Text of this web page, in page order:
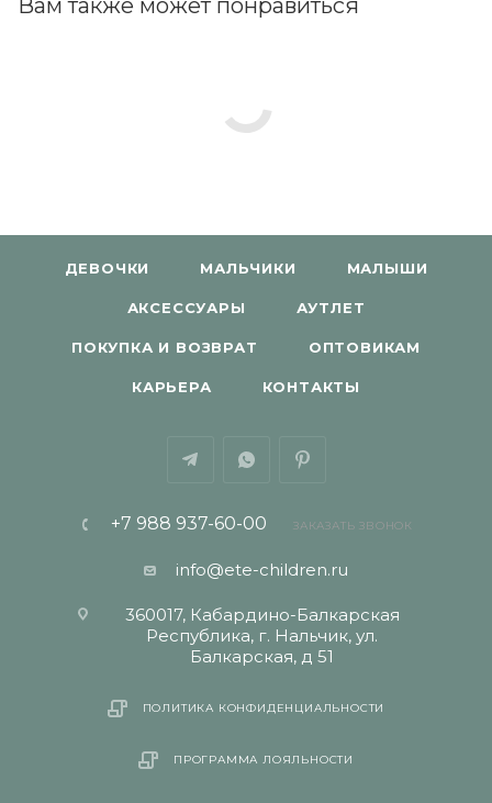
ДЕВОЧКИ МАЛЬЧИКИ МАЛЫШИ
АКСЕССУАРЫ АУТЛЕТ
ПОКУПКА И ВОЗВРАТ ОПТОВИКАМ
КАРЬЕРА КОНТАКТЫ
+7 988 937-60-00 ЗАКАЗАТЬ ЗВОНОК
info@ete-children.ru
360017, Кабардино-Балкарская
Республика, г. Нальчик, ул.
Балкарская, д 51
ПОЛИТИКА КОНФИДЕНЦИАЛЬНОСТИ
ПРОГРАММА ЛОЯЛЬНОСТИ